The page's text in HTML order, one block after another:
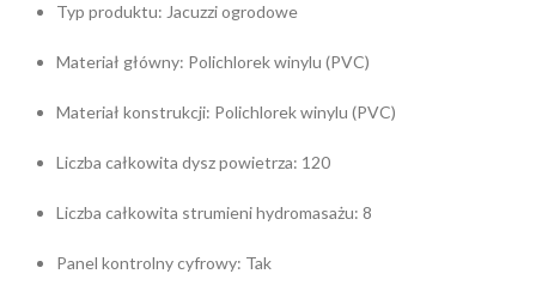
Typ produktu: Jacuzzi ogrodowe
Materiał główny: Polichlorek winylu (PVC)
Materiał konstrukcji: Polichlorek winylu (PVC)
Liczba całkowita dysz powietrza: 120
Liczba całkowita strumieni hydromasażu: 8
Panel kontrolny cyfrowy: Tak